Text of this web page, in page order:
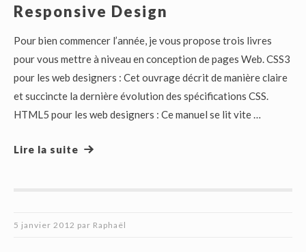
Responsive Design
Pour bien commencer l’année, je vous propose trois livres
pour vous mettre à niveau en conception de pages Web. CSS3
pour les web designers : Cet ouvrage décrit de manière claire
et succincte la dernière évolution des spécifications CSS.
HTML5 pour les web designers : Ce manuel se lit vite …
Lire la suite
5 janvier 2012 par Raphaël